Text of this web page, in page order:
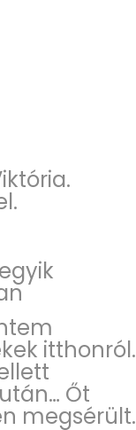
itthonról.
Őt
megsérült.